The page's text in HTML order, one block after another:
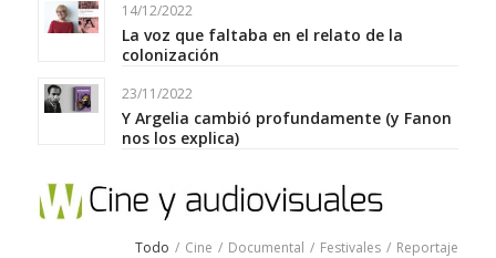
14/12/2022
La voz que faltaba en el relato de la
colonización
23/11/2022
Y Argelia cambió profundamente (y Fanon
nos los explica)
Todo / Cine / Documental / Festivales / Reportaje